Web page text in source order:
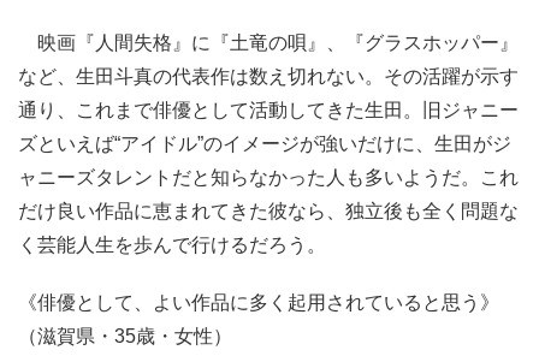
映画『人間失格』に『土竜の唄』、『グラスホッパー』
など、生田斗真の代表作は数え切れない。その活躍が示す
通り、これまで俳優として活動してきた生田。旧ジャニー
ズといえば“アイドル”のイメージが強いだけに、生田がジ
ャニーズタレントだと知らなかった人も多いようだ。これ
だけ良い作品に恵まれてきた彼なら、独立後も全く問題な
く芸能人生を歩んで行けるだろう。
《俳優として、よい作品に多く起用されていると思う》
（滋賀県・35歳・女性）